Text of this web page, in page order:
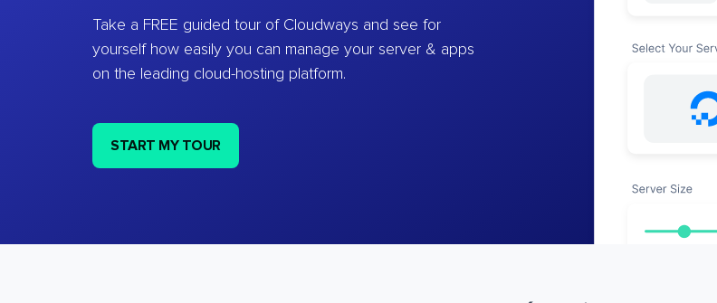
Take a FREE guided tour of Cloudways and see for
yourself how easily you can manage your server & apps
on the leading cloud-hosting platform.
START MY TOUR